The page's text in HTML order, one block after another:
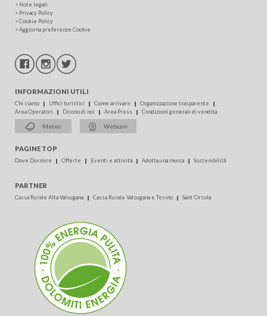
> Note legali
> Privacy Policy
>Cookie Policy
>Aggiorna preferenze Cookie
INFORMAZIONI UTILI
Chi siamo Uffici turistici Come arrivare
Organizzazione trasparente
Area Operatori
Dicono di noi Area Press Condizioni generali di vendita
Meteo Webcam
PAGINE TOP
Dove Dormire Offerte Eventi e attività Adotta una mucca Sostenibilità
PARTNER
Cassa Rurale Alta Valsugana Cassa Rurale Valsugana e Tesino Sant'Orsola